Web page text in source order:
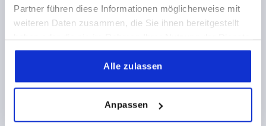
Partner führen diese Informationen möglicherweise mit
weiteren Daten zusammen, die Sie ihnen bereitgestellt
gesammelt haben.
Alle zulassen
Anpassen
FARBE GRUNDKÖRPER=SCHWARZ RAL 9005
OBERFLÄCHE GRUNDKÖRPER=SEIDENMATT
GRÖSSE=2
GRIFFHÖHE=29,2
H4=32,2
GRIFFLÄNGE=65
B=10,1 ZÄHNEZAHL =20
Bestellnummer:K0737.2061X40
zzgl. MwSt.
DETAILS